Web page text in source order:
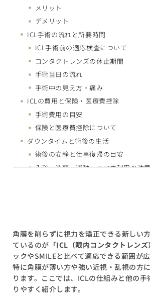
角膜を削らずに視力を矯正できる新しい
ているのが 「ICL（眼内コンタクトレンズ
ックやSMILEと比べて適応できる範囲が広
特に角膜が薄い方や強い近視・乱視の方
ります。ここでは、ICLの仕組みと他の
りやすく紹介します。
メリット
デメリット
ICL手術の流れと所要時間
ICL手術前の適応検査について
コンタクトレンズの休止期間
手術当日の流れ
手術中の見え方・痛み
ICLの費用と保険・医療費控除
手術費用の目安
保険と医療費控除について
ダウンタイムと術後の生活
術後の安静と仕事復帰の目安
入浴・洗顔・運動・スマホ利用の注
「元に戻せる」という誤解
ICLの寿命と視力の持続性
レンズ自体の耐久性は半永久的
視力は長く安定しやすい
将来、交換や摘出が必要になることも